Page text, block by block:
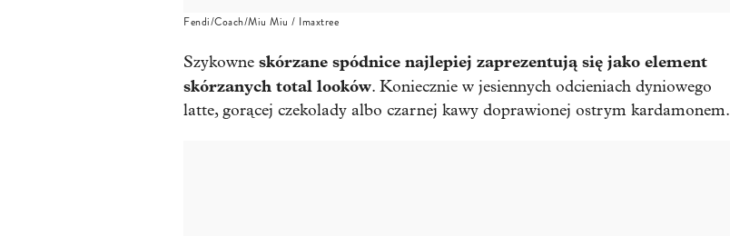
Fendi/Coach/Miu Miu / Imaxtree
Szykowne skórzane spódnice najlepiej zaprezentują się jako element
skórzanych total looków. Koniecznie w jesiennych odcieniach dyniowego
latte, gorącej czekolady albo czarnej kawy doprawionej ostrym kardamonem.